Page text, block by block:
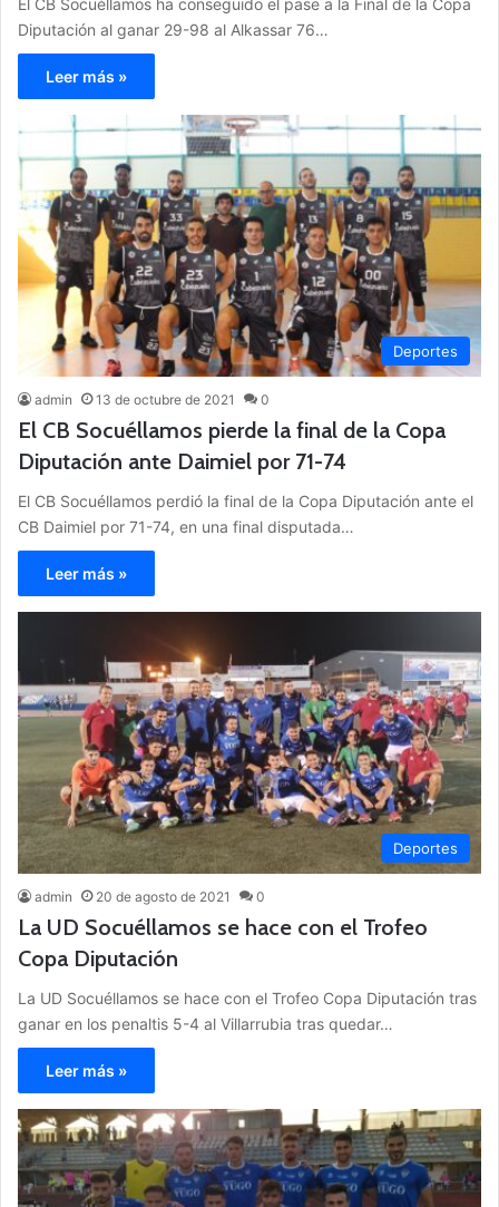
El CB Socuéllamos ha conseguido el pase a la Final de la Copa
Diputación al ganar 29-98 al Alkassar 76…
Leer más »
Deportes
admin 13 de octubre de 2021 0
El CB Socuéllamos pierde la final de la Copa
Diputación ante Daimiel por 71-74
El CB Socuéllamos perdió la final de la Copa Diputación ante el
CB Daimiel por 71-74, en una final disputada…
Leer más »
Deportes
admin 20 de agosto de 2021 0
La UD Socuéllamos se hace con el Trofeo
Copa Diputación
La UD Socuéllamos se hace con el Trofeo Copa Diputación tras
ganar en los penaltis 5-4 al Villarrubia tras quedar…
Leer más »